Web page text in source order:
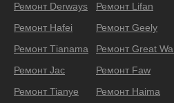
Ремонт Derways
Ремонт Hafei
Ремонт Тianama
Ремонт Jac
Ремонт Tianye
Ремонт Lifan
Ремонт Geely
Ремонт Great
Ремонт Faw
Ремонт Haima